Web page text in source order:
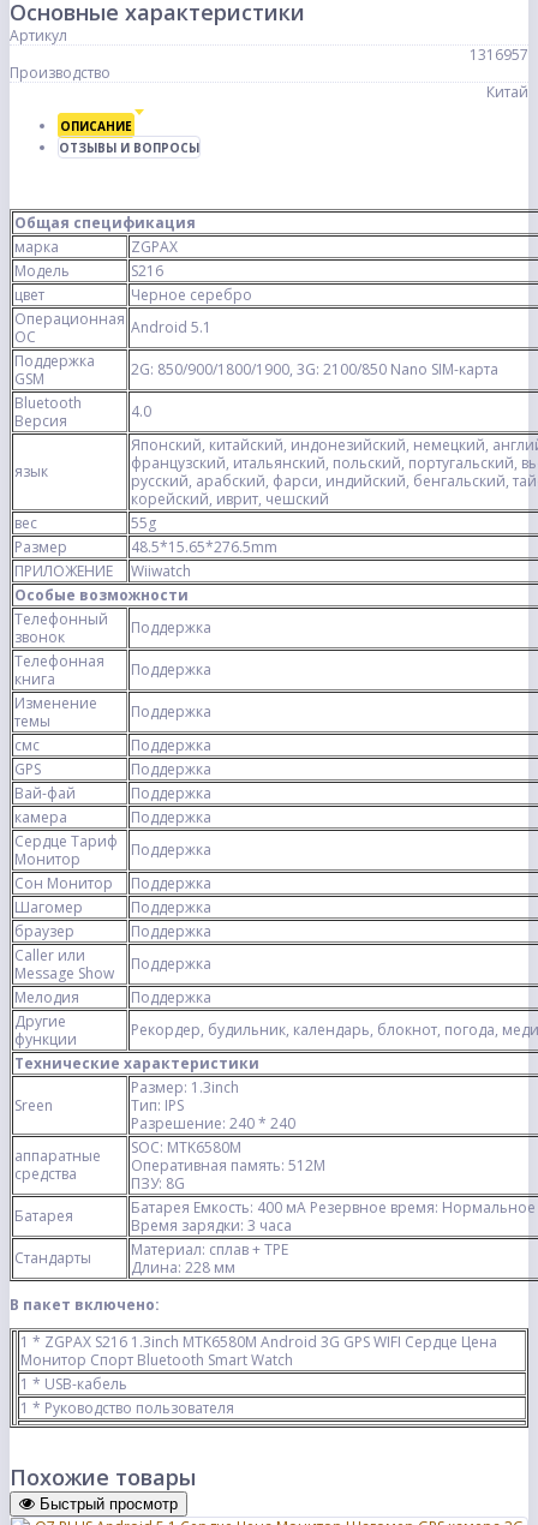
Основные характеристики
Артикул
1316957
Производство
Китай
ОПИСАНИЕ
ОТЗЫВЫ И ВОПРОСЫ
Общая спецификация
марка
ZGPAX
Модель
S216
цвет
Черное серебро
Операционная
ОС
Android 5.1
Поддержка
GSM
2G: 850/900/1800/1900, 3G: 2100/850 Nano SIM-карта
Bluetooth
Версия
4.0
язык
Японский, китайский, индонезийский, немецкий,
французский, итальянский, польский, португальский,
русский, арабский, фарси, индийский, бенгальский,
корейский, иврит, чешский
вес
55g
Размер
48.5*15.65*276.5mm
ПРИЛОЖЕНИЕ
Wiiwatch
Особые возможности
Телефонный
звонок
Поддержка
Телефонная
книга
Поддержка
Изменение
темы
Поддержка
смс
Поддержка
GPS
Поддержка
Вай-фай
Поддержка
камера
Поддержка
Сердце Тариф
Монитор
Поддержка
Сон Монитор
Поддержка
Шагомер
Поддержка
браузер
Поддержка
Caller или
Message Show
Поддержка
Мелодия
Поддержка
Другие
функции
Рекордер, будильник, календарь, блокнот, погода,
Технические характеристики
Sreen
Размер: 1.3inch
Тип: IPS
Разрешение: 240 * 240
аппаратные
средства
SOC: MTK6580M
Оперативная память: 512M
ПЗУ: 8G
Батарея
Батарея Емкость: 400 мА Резервное время:
Время зарядки: 3 часа
Стандарты
Материал: сплав + TPE
Длина: 228 мм
В пакет включено:
1 * ZGPAX S216 1.3inch MTK6580M Android 3G GPS WIFI Сердце Цена
Монитор Спорт Bluetooth Smart Watch
1 * USB-кабель
1 * Руководство пользователя
Похожие товары
Быстрый просмотр